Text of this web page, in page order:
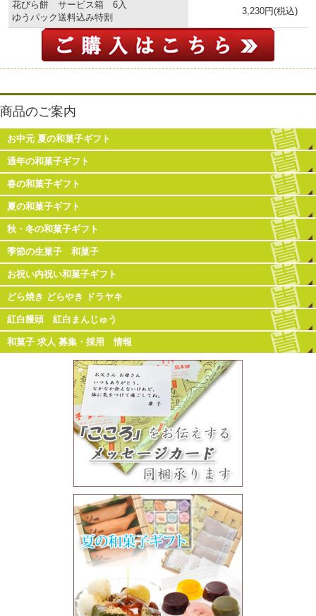
花びら餅 サービス箱 6入
ゆうパック送料込み特割
3,230円(税込)
商品のご案内
お中元 夏の和菓子ギフト
通年の和菓子ギフト
春の和菓子ギフト
夏の和菓子ギフト
秋・冬の和菓子ギフト
季節の生菓子 和菓子
お祝い内祝い和菓子ギフト
どら焼き どらやき ドラヤキ
紅白饅頭 紅白まんじゅう
和菓子 求人 募集・採用 情報